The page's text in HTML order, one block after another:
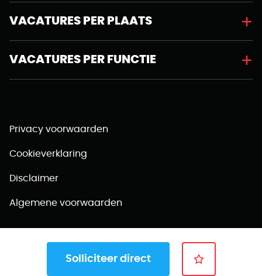
Solliciteer direct
VACATURES PER PLAATS
VACATURES PER FUNCTIE
Privacy voorwaarden
Cookieverklaring
Disclaimer
Algemene voorwaarden